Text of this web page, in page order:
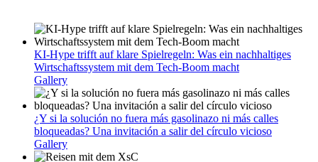
KI-Hype trifft auf klare Spielregeln: Was ein nachhaltiges
Wirtschaftssystem mit dem Tech-Boom macht
Gallery
¿Y si la solución no fuera más gasolinazo ni más calles
bloqueadas? Una invitación a salir del círculo vicioso
Gallery